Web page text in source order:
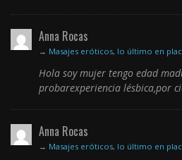
Anna Rocas
→ Masajes eróticos, lo último en
Hola soy mujer tengo edad
probarexperiencia lésbica,por
Anna Rocas
→ Masajes eróticos, lo último en